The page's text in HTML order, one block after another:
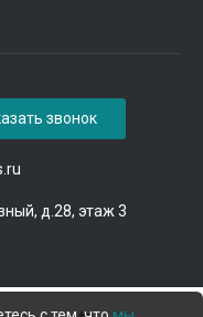
д.28, этаж 3
звонок